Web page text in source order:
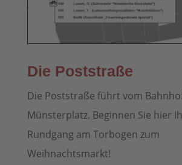
Die Poststraße
Die Poststraße führt vom
Münsterplatz. Beginnen Sie hier
Rundgang am Torbogen zum
Weihnachtsmarkt!